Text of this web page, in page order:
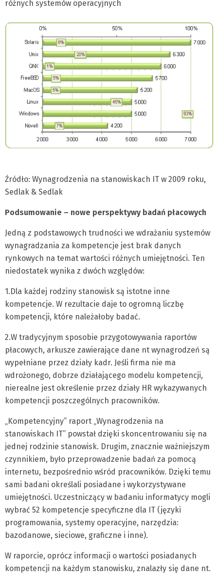
różnych systemów operacyjnych
Źródło: Wynagrodzenia na stanowiskach IT w 2009 roku,
Sedlak & Sedlak
Podsumowanie – nowe perspektywy badań płacowych
Jedną z podstawowych trudności we wdrażaniu systemów
wynagradzania za kompetencje jest brak danych
rynkowych na temat wartości różnych umiejętności. Ten
niedostatek wynika z dwóch względów:
1.Dla każdej rodziny stanowisk są istotne inne
kompetencje. W rezultacie daje to ogromną liczbę
kompetencji, które należałoby badać.
2.W tradycyjnym sposobie przygotowywania raportów
płacowych, arkusze zawierające dane nt wynagrodzeń są
wypełniane przez działy kadr. Jeśli firma nie ma
wdrożonego, dobrze działającego modelu kompetencji,
nierealne jest określenie przez działy HR wykazywanych
kompetencji poszczególnych pracowników.
„Kompetencyjny” raport „Wynagrodzenia na
stanowiskach IT” powstał dzięki skoncentrowaniu się na
jednej rodzinie stanowisk. Drugim, znacznie ważniejszym
czynnikiem, było przeprowadzenie badań za pomocą
internetu, bezpośrednio wśród pracowników. Dzięki temu
sami badani określali posiadane i wykorzystywane
umiejętności. Uczestniczący w badaniu informatycy mogli
wybrać 52 kompetencje specyficzne dla IT (języki
programowania, systemy operacyjne, narzędzia:
bazodanowe, sieciowe, graficzne i inne).
W raporcie, oprócz informacji o wartości posiadanych
kompetencji na każdym stanowisku, znalazły się dane nt.